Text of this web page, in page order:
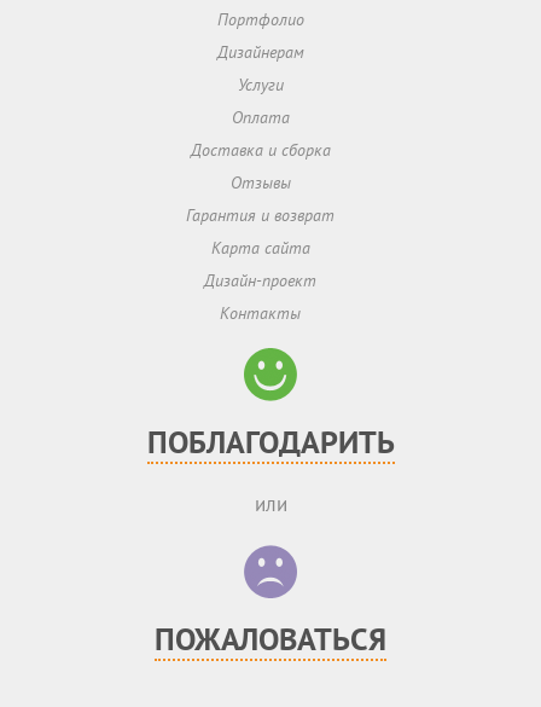
Портфолио
Дизайнерам
Услуги
Оплата
Доставка и сборка
Отзывы
Гарантия и возврат
Карта сайта
Дизайн-проект
Контакты
ПОБЛАГОДАРИТЬ
или
ПОЖАЛОВАТЬСЯ